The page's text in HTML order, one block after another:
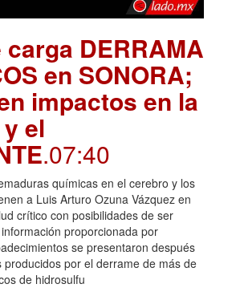
carga DERRAMA
en SONORA;
impactos en la
el
.07:40
químicas en el cerebro y los
a Luis Arturo Ozuna Vázquez en
crítico con posibilidades de ser
proporcionada por
se presentaron después
producidos por el derrame de más de
de hidrosulfu